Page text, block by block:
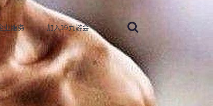
业服务 加入J9九游会